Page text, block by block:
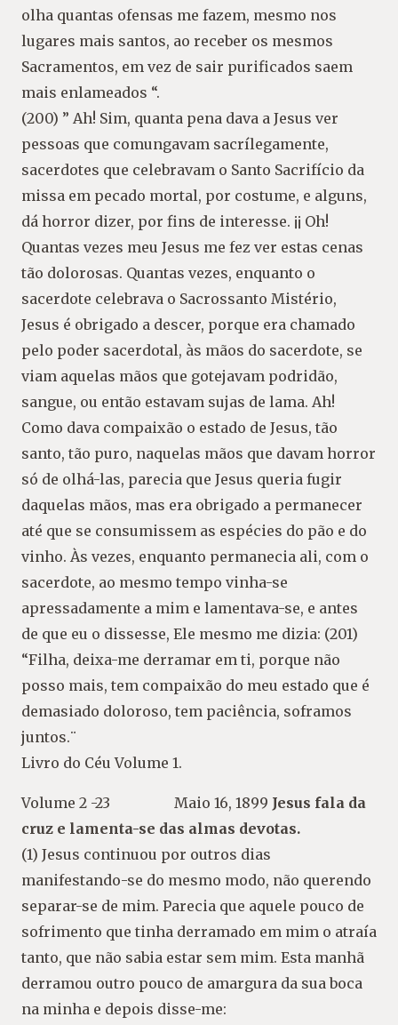
olha quantas ofensas me fazem, mesmo nos
lugares mais santos, ao receber os mesmos
Sacramentos, em vez de sair purificados saem
mais enlameados “.
(200) ” Ah! Sim, quanta pena dava a Jesus ver
pessoas que comungavam sacrílegamente,
sacerdotes que celebravam o Santo Sacrifício da
missa em pecado mortal, por costume, e alguns,
dá horror dizer, por fins de interesse. ¡¡ Oh!
Quantas vezes meu Jesus me fez ver estas cenas
tão dolorosas. Quantas vezes, enquanto o
sacerdote celebrava o Sacrossanto Mistério,
Jesus é obrigado a descer, porque era chamado
pelo poder sacerdotal, às mãos do sacerdote, se
viam aquelas mãos que gotejavam podridão,
sangue, ou então estavam sujas de lama. Ah!
Como dava compaixão o estado de Jesus, tão
santo, tão puro, naquelas mãos que davam horror
só de olhá-las, parecia que Jesus queria fugir
daquelas mãos, mas era obrigado a permanecer
até que se consumissem as espécies do pão e do
vinho. Às vezes, enquanto permanecia ali, com o
sacerdote, ao mesmo tempo vinha-se
apressadamente a mim e lamentava-se, e antes
de que eu o dissesse, Ele mesmo me dizia: (201)
“Filha, deixa-me derramar em ti, porque não
posso mais, tem compaixão do meu estado que é
demasiado doloroso, tem paciência, soframos
juntos.¨
Livro do Céu Volume 1.
Volume 2 -23 Maio 16, 1899 Jesus fala da
cruz e lamenta-se das almas devotas.
(1) Jesus continuou por outros dias
manifestando-se do mesmo modo, não querendo
separar-se de mim. Parecia que aquele pouco de
sofrimento que tinha derramado em mim o atraía
tanto, que não sabia estar sem mim. Esta manhã
derramou outro pouco de amargura da sua boca
na minha e depois disse-me: